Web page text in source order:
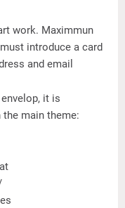
work. Maximmun
introduce a card
and email
it is
main theme: